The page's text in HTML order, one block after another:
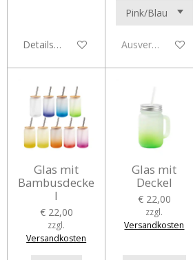
Details anzeigen Ausverkauft
Glas mit
Bambusdecke
l
€ 22,00
zzgl.
Versandkosten
Glas mit
Deckel
€ 22,00
zzgl.
Versandkosten